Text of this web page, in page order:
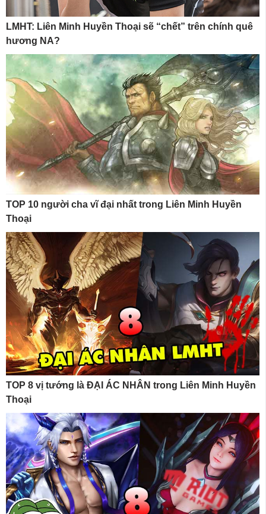
LMHT: Liên Minh Huyền Thoại sẽ “chết” trên chính quê
hương NA?
TOP 10 người cha vĩ đại nhất trong Liên Minh Huyền
Thoại
TOP 8 vị tướng là ĐẠI ÁC NHÂN trong Liên Minh Huyền
Thoại